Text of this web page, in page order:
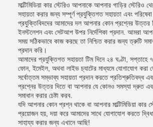
মাল্টিমিডিয়া কার স্টেরিও আপনাকে আপনার গাড়ির স্টেরিও
সহায়তা করার জন্য সম্পূর্ণ প্রযুক্তিগত সহায়তা এবং
প্রযুক্তিবিদদের আমাদের দল আপনার কোন প্রশ্নের উত্তর
ইনস্টলেশন এবং সেটআপ উপর নির্দেশিকা প্রদান. আমরা
সময় সঠিকভাবে কাজ করছে তা নিশ্চিত করার জন্য ত্রুটি
প্রদান করি।
আমাদের প্রযুক্তিগত সহায়তা টিম দিনে ২৪ ঘণ্টা, সপ্তাহে
ফোন, ইমেইল, অথবা লাইভ চ্যাটের মাধ্যমে যোগাযোগ করা
সর্বোত্তম সম্ভাব্য সহায়তা প্রদান করতে প্রতিশ্রুতিবদ্ধ
প্রশ্নের উত্তর দিতে বা আপনার যে কোনও সমস্যা দ্রুত এবং
সমাধান করার চেষ্টা করব.
যদি আপনার কোন প্রশ্ন থাকে বা আপনার মাল্টিমিডিয়া কার
প্রয়োজন হয়, দয়া করে আমাদের সাথে যোগাযোগ করতে
সাহায্য করার জন্য এখানে আছি!